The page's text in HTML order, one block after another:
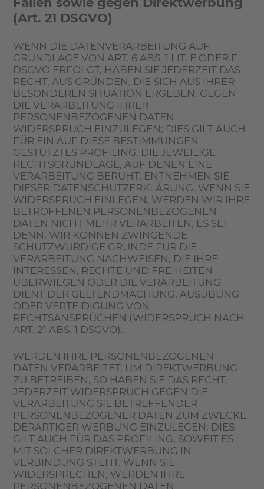
(Art. 21 DSGVO)
WENN DIE DATENVERARBEITUNG AUF
GRUNDLAGE VON ART. 6 ABS. 1 LIT. E ODER F
DSGVO ERFOLGT, HABEN SIE JEDERZEIT DAS
RECHT, AUS GRÜNDEN, DIE SICH AUS IHRER
BESONDEREN SITUATION ERGEBEN, GEGEN
DIE VERARBEITUNG IHRER
PERSONENBEZOGENEN DATEN
WIDERSPRUCH EINZULEGEN; DIES GILT AUCH
FÜR EIN AUF DIESE BESTIMMUNGEN
GESTÜTZTES PROFILING. DIE JEWEILIGE
RECHTSGRUNDLAGE, AUF DENEN EINE
VERARBEITUNG BERUHT, ENTNEHMEN SIE
DIESER DATENSCHUTZERKLÄRUNG. WENN SIE
WIDERSPRUCH EINLEGEN, WERDEN WIR IHRE
BETROFFENEN PERSONENBEZOGENEN
DATEN NICHT MEHR VERARBEITEN, ES SEI
DENN, WIR KÖNNEN ZWINGENDE
SCHUTZWÜRDIGE GRÜNDE FÜR DIE
VERARBEITUNG NACHWEISEN, DIE IHRE
INTERESSEN, RECHTE UND FREIHEITEN
ÜBERWIEGEN ODER DIE VERARBEITUNG
DIENT DER GELTENDMACHUNG, AUSÜBUNG
ODER VERTEIDIGUNG VON
RECHTSANSPRÜCHEN (WIDERSPRUCH NACH
ART. 21 ABS. 1 DSGVO).
WERDEN IHRE PERSONENBEZOGENEN
DATEN VERARBEITET, UM DIREKTWERBUNG
ZU BETREIBEN, SO HABEN SIE DAS RECHT,
JEDERZEIT WIDERSPRUCH GEGEN DIE
VERARBEITUNG SIE BETREFFENDER
PERSONENBEZOGENER DATEN ZUM ZWECKE
DERARTIGER WERBUNG EINZULEGEN; DIES
GILT AUCH FÜR DAS PROFILING, SOWEIT ES
MIT SOLCHER DIREKTWERBUNG IN
VERBINDUNG STEHT. WENN SIE
WIDERSPRECHEN, WERDEN IHRE
PERSONENBEZOGENEN DATEN